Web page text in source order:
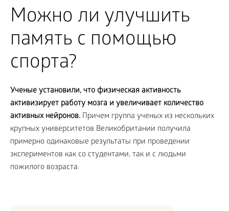
Можно ли улучшить
память с помощью
спорта?
Ученые установили, что физическая активность
активизирует работу мозга и увеличивает количество
активных нейронов. Причем группа ученых из нескольких
крупных университетов Великобритании получила
примерно одинаковые результаты при проведении
экспериментов как со студентами, так и с людьми
пожилого возраста.